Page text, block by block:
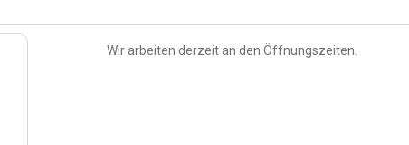
Wir arbeiten derzeit an den Öffnungszeiten.